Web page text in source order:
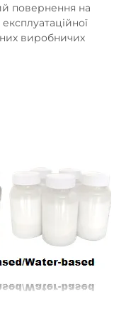
повернення на
виробничих